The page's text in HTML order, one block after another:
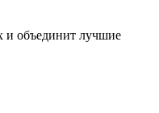
и объединит лучшие